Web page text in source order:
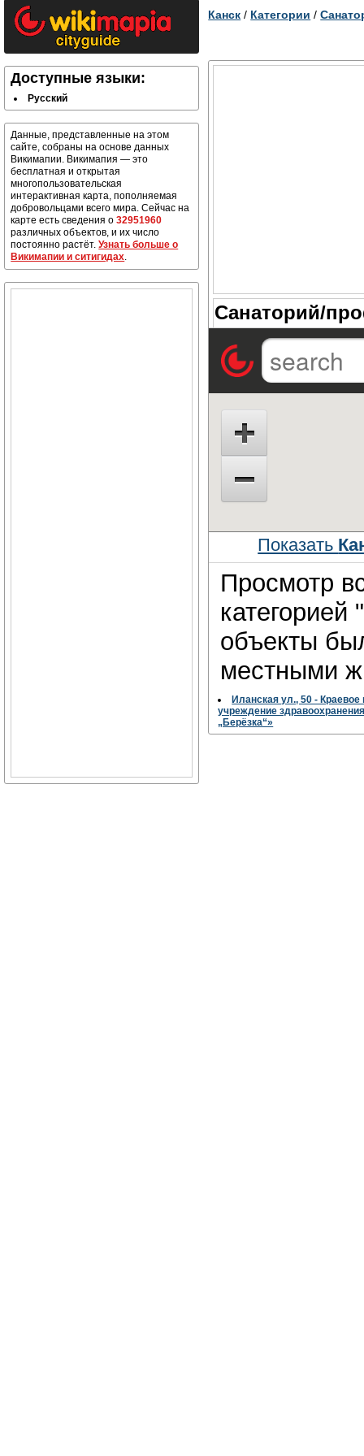
Доступные языки:
Русский
Данные, представленные на этом
сайте, собраны на основе данных
Викимапии. Викимапия — это
бесплатная и открытая
многопользовательская
интерактивная карта, пополняемая
добровольцами всего мира. Сейчас на
карте есть сведения о32951960
различных объектов, и их число
постоянно растёт.Узнать больше о
Викимапии и ситигидах.
Канск / Категории /
Санаторий/
Показать
Просмотр
объекты
местными
Иланская ул., 50 - Краевое
учреждение
„Берёзка“»